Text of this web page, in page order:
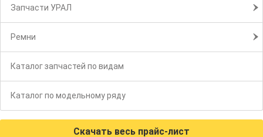
Запчасти УРАЛ
Ремни
Каталог запчастей по видам
Каталог по модельному ряду
Скачать весь прайс-лист